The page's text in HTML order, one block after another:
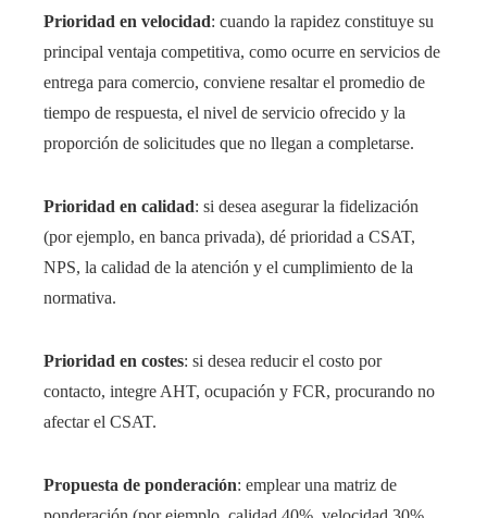
Prioridad en velocidad: cuando la rapidez constituye su
principal ventaja competitiva, como ocurre en servicios de
entrega para comercio, conviene resaltar el promedio de
tiempo de respuesta, el nivel de servicio ofrecido y la
proporción de solicitudes que no llegan a completarse.
Prioridad en calidad: si desea asegurar la fidelización
(por ejemplo, en banca privada), dé prioridad a CSAT,
NPS, la calidad de la atención y el cumplimiento de la
normativa.
Prioridad en costes: si desea reducir el costo por
contacto, integre AHT, ocupación y FCR, procurando no
afectar el CSAT.
Propuesta de ponderación: emplear una matriz de